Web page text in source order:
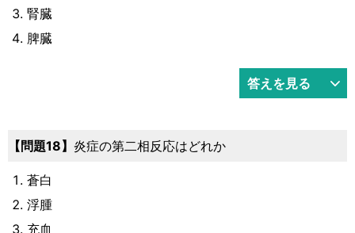
腎臓
脾臓
答えを見る
18 炎症の第二相反応はどれか
蒼白
浮腫
充血